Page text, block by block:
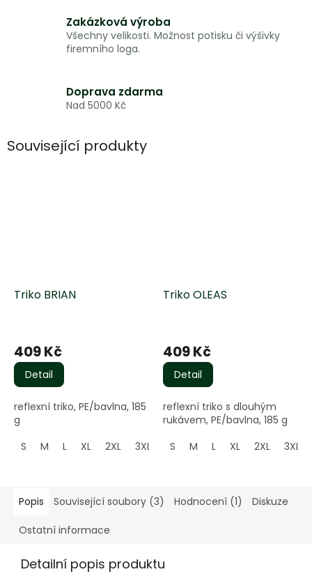
Zakázková výroba
Všechny velikosti. Možnost potisku či výšivky
firemního loga.
Doprava zdarma
Nad 5000 Kč
Související produkty
Triko BRIAN
hodnocení
produktu
je
5,0
5
hvězdiček.
409 Kč
Detail
reflexní triko, PE/bavlna, 185
g
S
M L XL 2XL 3XL 4XL
Triko OLEAS
hodnocení
produktu
je
5,0
5
hvězdiček.
409 Kč
Detail
reflexní triko s dlouhým
rukávem, PE/bavlna, 185 g
S
M L XL 2XL 3XL
Popis Související soubory (3) Hodnocení (1) Diskuze
Ostatní informace
Detailní popis produktu